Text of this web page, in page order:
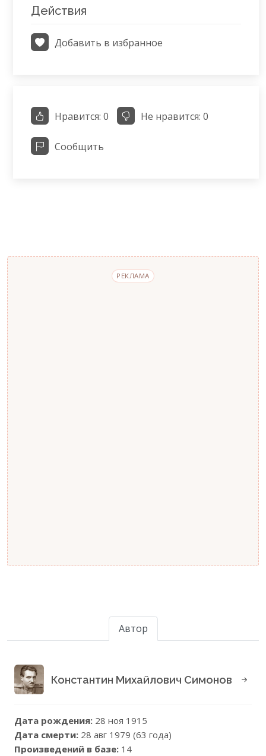
Действия
Добавить в избранное
Нравится: 0 Не нравится: 0
Сообщить
РЕКЛАМА
Автор
Константин Михайлович Симонов
Дата рождения: 28 ноя 1915
Дата смерти: 28 авг 1979 (63 года)
Произведений в базе: 14